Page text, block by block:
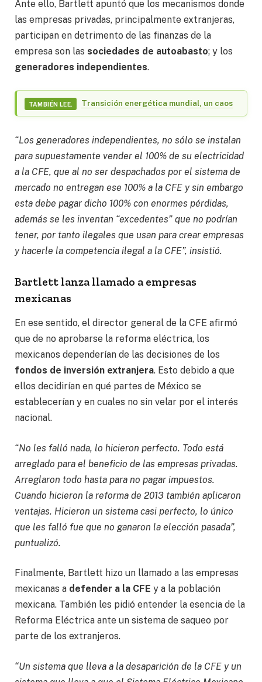
Ante ello, Bartlett apuntó que los mecanismos donde
las empresas privadas, principalmente extranjeras,
participan en detrimento de las finanzas de la
empresa son las sociedades de autoabasto; y los
generadores independientes.
TAMBIÉN LEE. Transición energética mundial, un caos
“Los generadores independientes, no sólo se instalan
para supuestamente vender el 100% de su electricidad
a la CFE, que al no ser despachados por el sistema de
mercado no entregan ese 100% a la CFE y sin embargo
esta debe pagar dicho 100% con enormes pérdidas,
además se les inventan “excedentes” que no podrían
tener, por tanto ilegales que usan para crear empresas
y hacerle la competencia ilegal a la CFE”, insistió.
Bartlett lanza llamado a empresas
mexicanas
En ese sentido, el director general de la CFE afirmó
que de no aprobarse la reforma eléctrica, los
mexicanos dependerían de las decisiones de los
fondos de inversión extranjera. Esto debido a que
ellos decidirían en qué partes de México se
establecerían y en cuales no sin velar por el interés
nacional.
“No les falló nada, lo hicieron perfecto. Todo está
arreglado para el beneficio de las empresas privadas.
Arreglaron todo hasta para no pagar impuestos.
Cuando hicieron la reforma de 2013 también aplicaron
ventajas. Hicieron un sistema casi perfecto, lo único
que les falló fue que no ganaron la elección pasada”,
puntualizó.
Finalmente, Bartlett hizo un llamado a las empresas
mexicanas a defender a la CFE y a la población
mexicana. También les pidió entender la esencia de la
Reforma Eléctrica ante un sistema de saqueo por
parte de los extranjeros.
“Un sistema que lleva a la desaparición de la CFE y un